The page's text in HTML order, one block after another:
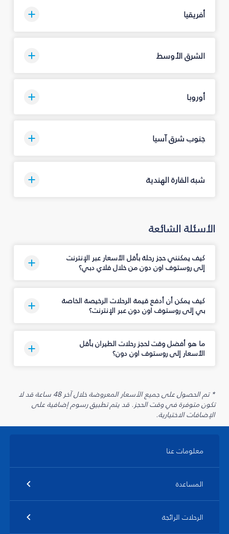
أفريقيا
الشرق الأوسط
أوروبا
جنوب شرق آسيا
شبه القارة الهندية
الأسئلة الشائعة
كيف يمكنني حجز رحلة بأقل الأسعار عبر الإنترنت
إلى روستوف اون دون من خلال فلاي دبي؟
كيف يمكن أن أدفع قيمة الرحلات الرخيصة الخاصة
بي إلى روستوف اون دون عبر الإنترنت؟
ما هو أفضل وقت لحجز رحلات الطيران بأقل
الأسعار إلى روستوف اون دون؟
* تم الحصول على جميع الأسعار المعروضة خلال آخر 48 ساعة قد لا
تكون متوفرة في وقت الحجز. قد يتم تطبيق رسوم إضافية على
الإضافات الاختيارية.
معلومات عنا
المساعدة
الرحلات الرائجة